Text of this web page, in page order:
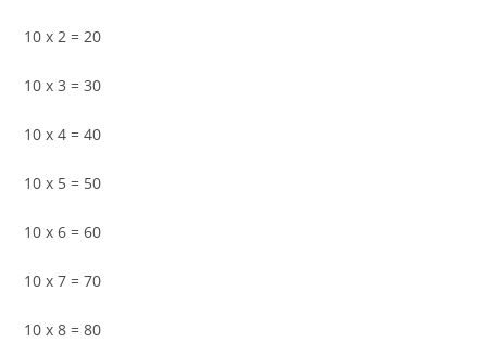
10 x 2 = 20
10 x 3 = 30
10 x 4 = 40
10 x 5 = 50
10 x 6 = 60
10 x 7 = 70
10 x 8 = 80